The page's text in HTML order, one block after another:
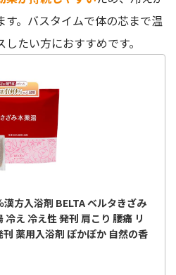
。バスタイムで体の芯まで温
たい方におすすめです。
漢方入浴剤 BELTA ベルタきざみ
え 冷え性 発刊 肩こり 腰痛 リ
薬用入浴剤 ぽかぽか 自然の香